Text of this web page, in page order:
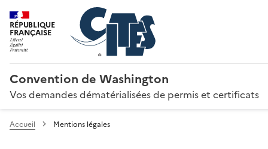
RÉPUBLIQUE
FRANÇAISE
Convention de Washington
Vos demandes dématérialisées de permis et certificats
Accueil Mentions légales